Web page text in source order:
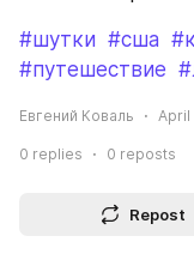
#шутки #сша
#путешествие
Евгений Коваль April
0 replies 0 reposts
Repost